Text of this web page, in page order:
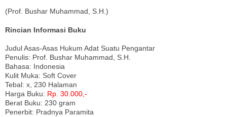
(Prof. Bushar Muhammad, S.H.)
Rincian Informasi Buku
Judul Asas-Asas Hukum Adat Suatu Pengantar
Penulis: Prof. Bushar Muhammad, S.H.
Bahasa: Indonesia
Kulit Muka: Soft Cover
Tebal: x, 230 Halaman
Harga Buku: Rp. 30.000,-
Berat Buku: 230 gram
Penerbit: Pradnya Paramita